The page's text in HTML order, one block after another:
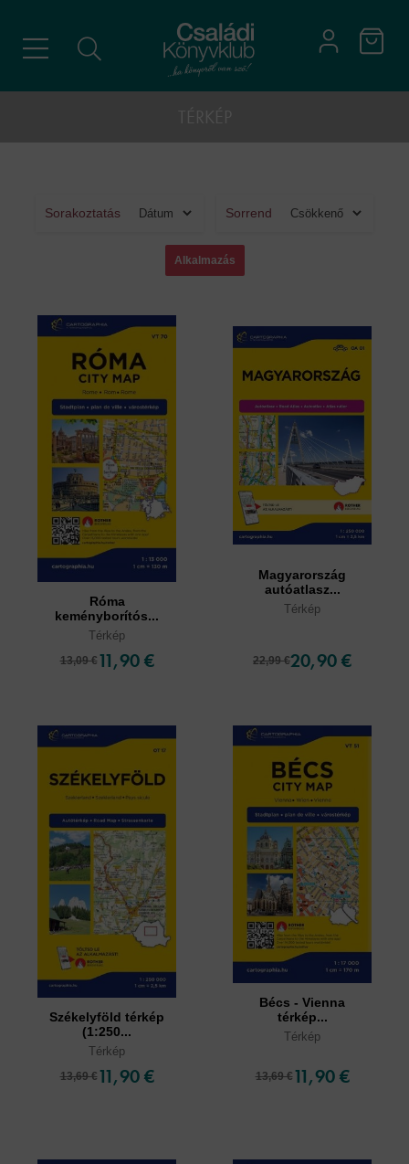
Sorakoztatás Sorrend
Róma
keményborítós...
Térkép
13,09 € 11,90 €
Magyarország
autóatlasz...
Térkép
22,99 €20,90 €
Székelyföld térkép
(1:250...
Térkép
13,69 € 11,90 €
Bécs - Vienna
térkép...
Térkép
13,69 € 11,90 €